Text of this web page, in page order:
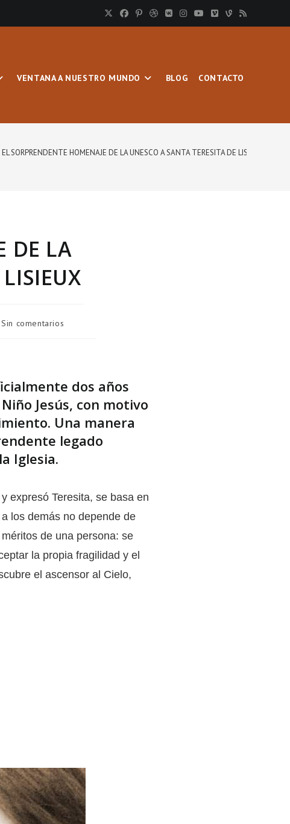
VENTANA A NUESTRO MUNDO BLOG CONTACTO
EL SORPRENDENTE HOMENAJE DE LA UNESCO A SANTA TERESITA DE LISIEUX
DE LA
Sin comentarios
dos años
Jesús, con motivo
Una manera
legado
Iglesia.
expresó Teresita, se basa en
los demás no depende de
de una persona: se
la propia fragilidad y el
el ascensor al Cielo,